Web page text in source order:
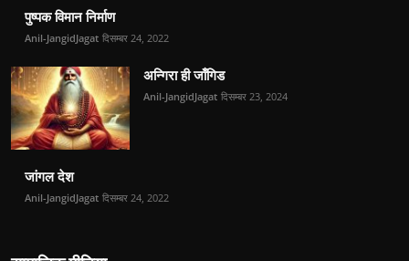
पुष्पक विमान निर्माण
Anil-JangidJagat दिसम्बर 24, 2022
अन्गिरा ही जाँगिड
Anil-JangidJagat दिसम्बर 23, 2024
जांगल देश
Anil-JangidJagat दिसम्बर 24, 2022